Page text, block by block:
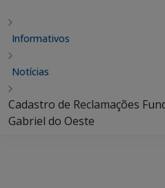
Informativos
Notícias
Cadastro de Reclamações
Gabriel do Oeste